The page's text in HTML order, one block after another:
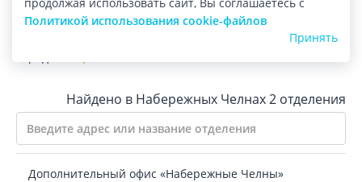
Все банки Карта
Найдено в Набережных Челнах2 отделения
Дополнительный офис «Набережные Челны»
Политикой использования cookie-файлов
Принять